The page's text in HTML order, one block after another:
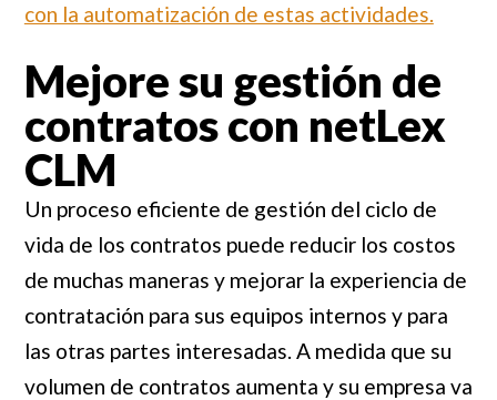
con la automatización de estas actividades.
Mejore su gestión de
contratos con netLex
CLM
Un proceso eficiente de gestión del ciclo de
vida de los contratos puede reducir los costos
de muchas maneras y mejorar la experiencia de
contratación para sus equipos internos y para
las otras partes interesadas. A medida que su
volumen de contratos aumenta y su empresa va